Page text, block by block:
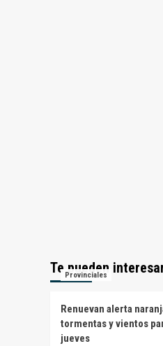
Te pueden
Provinciales
Renuevan alerta
tormentas y vientos
jueves